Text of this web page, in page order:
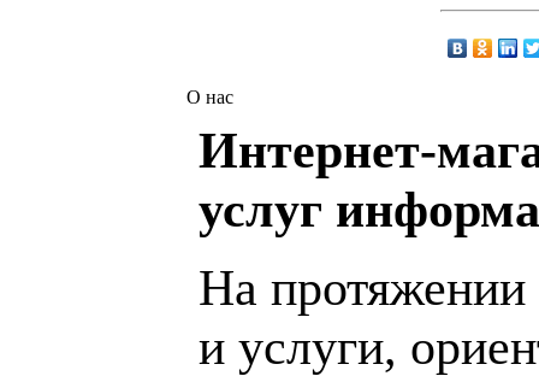
О нас
Интернет-
услуг
На протяжении
и услуги,